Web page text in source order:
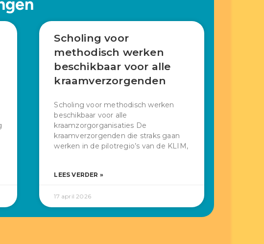
Scholing voor
methodisch werken
beschikbaar voor alle
kraamverzorgenden
Scholing voor methodisch werken
beschikbaar voor alle
kraamzorgorganisaties De
kraamverzorgenden die straks gaan
werken in de pilotregio’s van de KLIM,
LEES VERDER »
17 april 2026